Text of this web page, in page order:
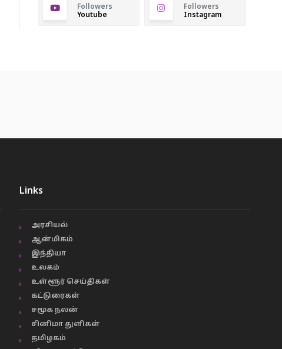
Followers
Youtube
Followers
Instagram
Links
அரசியல்
ஆன்மிகம்
இந்தியா
உலகம்
உள்ளூர் செய்திகள்
கட்டுரைகள்
சமூக நலன்
சினிமா துளிகள்
தமிழகம்